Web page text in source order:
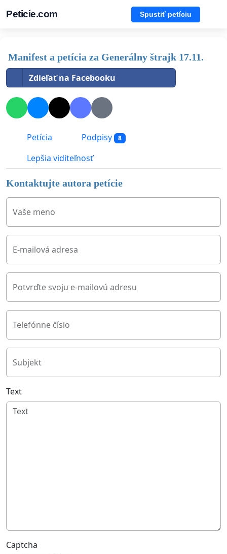
Peticie.com Spustiť petíciu
Manifest a petícia za Generálny štrajk 17.11.
Zdieľať na Facebooku
Petícia Podpisy 8
Lepšia viditeľnosť
Kontaktujte autora petície
Vaše meno
E-mailová adresa
Potvrďte svoju e-mailovú adresu
Telefónne číslo
Subjekt
Text
Captcha